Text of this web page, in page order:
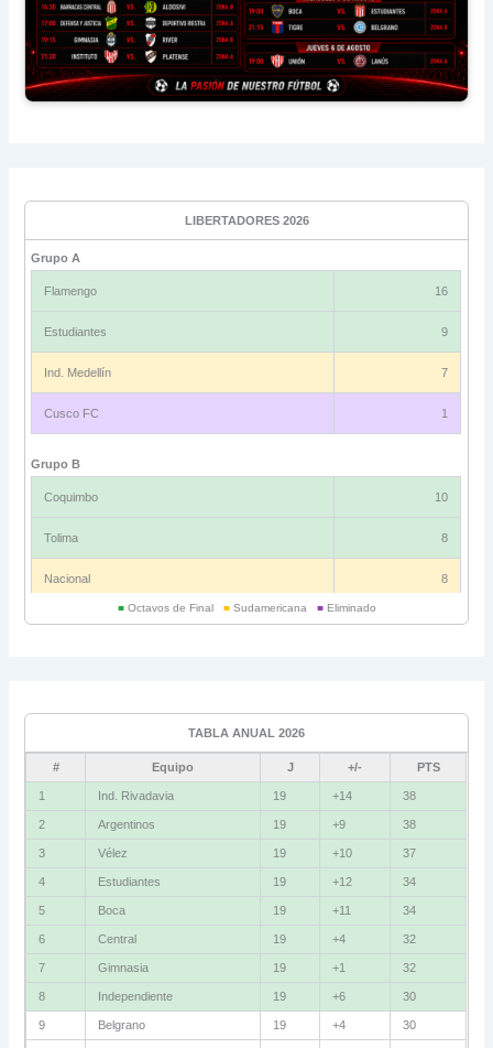
LIBERTADORES 2026
Grupo A
Flamengo 16
Estudiantes 9
Ind. Medellín 7
Cusco FC 1
Grupo B
Coquimbo 10
Tolima 8
Nacional 8
Bolívar 5
La Guaira
Grupo D
U. Católica
Cruzeiro 11
Boca Jrs.
Barcelona SC
■Octavos de Final ■Sudamericana ■Eliminado
TABLA ANUAL 2026
# Equipo J +/- PTS
1 Ind. Rivadavia 19 +14 38
2 Argentinos 19 +9 38
3 Vélez 19 +10 37
4 Estudiantes 19 +12 34
5 Boca 19 +11 34
6 Central 19 +4 32
7 Gimnasia 19 +1 32
8 Independiente 19 +6 30
9 Belgrano 19 +4 30